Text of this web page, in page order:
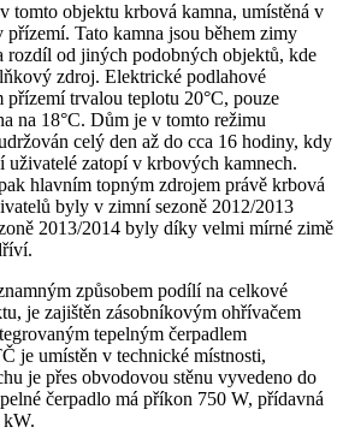
tomto objektu krbová kamna, umístěná v
Tato kamna jsou během zimy
rozdíl od jiných podobných objektů, kde
zdroj. Elektrické podlahové
přízemí trvalou teplotu 20°C, pouze
na 18°C. Dům je v tomto režimu
celý den až do cca 16 hodiny, kdy
uživatelé zatopí v krbových kamnech.
hlavním topným zdrojem právě krbová
byly v zimní sezoně 2012/2013
2013/2014 byly díky velmi mírné zimě
způsobem podílí na celkové
je zajištěn zásobníkovým ohřívačem
tepelným čerpadlem
je umístěn v technické místnosti,
je přes obvodovou stěnu vyvedeno do
čerpadlo má příkon 750 W, přídavná